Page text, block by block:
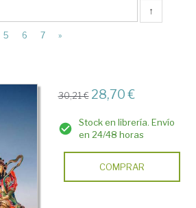
↑
5 6 7 »
30,21 € 28,70 €
Stock en librería. Envío
en 24/48 horas
COMPRAR